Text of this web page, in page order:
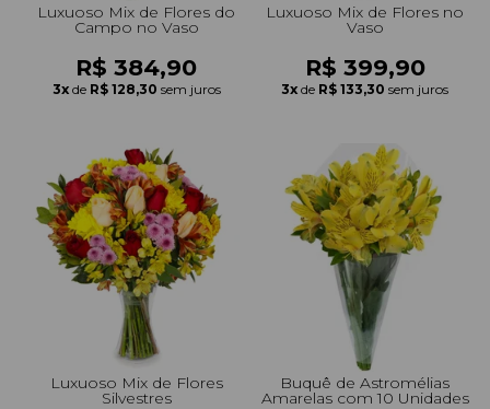
Luxuoso Mix de Flores do
Campo no Vaso
R$ 384,90
3x de R$ 128,30 sem juros
Luxuoso Mix de Flores no
Vaso
R$ 399,90
3x de R$ 133,30 sem juros
Luxuoso Mix de Flores
Silvestres
Buquê de Astromélias
Amarelas com 10 Unidades